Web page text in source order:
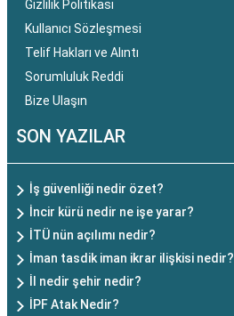
Gizlilik Politikası
Kullanıcı Sözleşmesi
Telif Hakları ve Alıntı
Sorumluluk Reddi
Bize Ulaşın
SON YAZILAR
İş güvenliği nedir özet?
İncir kürü nedir ne işe yarar?
İTÜ nün açılımı nedir?
İman tasdik iman ikrar ilişkisi nedir?
İl nedir şehir nedir?
İPF Atak Nedir?